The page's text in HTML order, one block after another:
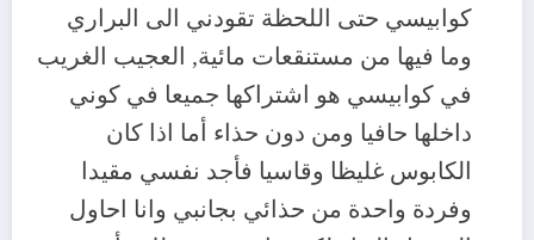
كوابيسي حتى اللحظة تقودني الى البراري
وما فيها من مستنقعات مائية, العجيب الغريب
في كوابيسي هو اشتراكها جميعا في كوني
داخلها حافيا ومن دون حذاء أما اذا كان
الكابوس غليظا وقاسيا فأجد نفسي مقيدا
وفردة واحدة من حذائي بجانبي وانا احاول